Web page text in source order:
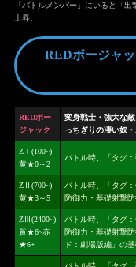
「バトルメンバー」にいると「
上昇。
REDボージャ
REDボー
ジャック
変身戦士・強大な
っちぎりの凄い奴
ZⅠ(100~)
黄★0～2
バトル時、「タグ
ZⅡ(700~)
黄★3～5
バトル時、「タグ
防御力・基礎射撃
ZⅢ(2400~)
黃★6~赤
★6+
バトル時、「タグ
防御力・基礎射撃
ド：劇場版編」の